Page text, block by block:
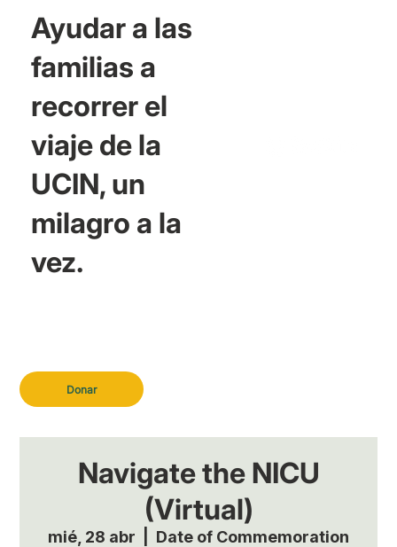
Donar
Ayudar a las
familias a
recorrer el
viaje de la
UCIN, un
milagro a la
vez.
Navigate the NICU
(Virtual)
mié, 28 abr Date of Commemoration